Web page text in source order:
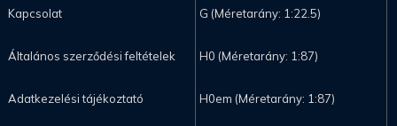
Kapcsolat
Általános szerződési feltételek
Adatkezelési tájékoztató
G (Méretarány: 1:22.5)
H0 (Méretarány: 1:87)
H0em (Méretarány: 1:87)